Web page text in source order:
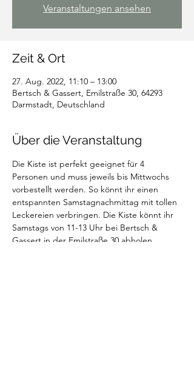
Veranstaltungen ansehen
Zeit & Ort
27. Aug. 2022, 11:10 – 13:00
Bertsch & Gassert, Emilstraße 30, 64293
Darmstadt, Deutschland
Über die Veranstaltung
Die Kiste ist perfekt geeignet für 4
Personen und muss jeweils bis Mittwochs
vorbestellt werden. So könnt ihr einen
entspannten Samstagnachmittag mit tollen
Leckereien verbringen. Die Kiste könnt ihr
Samstags von 11-13 Uhr bei Bertsch &
Gassert in der Emilstraße 30 abholen.